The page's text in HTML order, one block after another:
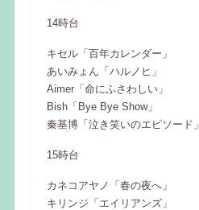
14時台
キセル「百年カレンダー」
あいみょん「ハルノヒ」
Aimer「命にふさわしい」
Bish「Bye Bye Show」
秦基博「泣き笑いのエピソード」
15時台
カネコアヤノ「春の夜へ」
キリンジ「エイリアンズ」